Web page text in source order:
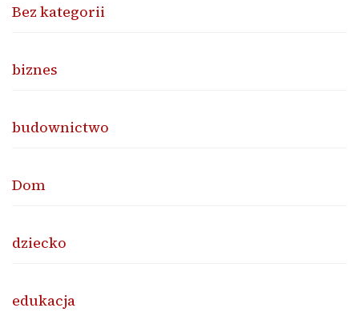
Bez kategorii
biznes
budownictwo
Dom
dziecko
edukacja